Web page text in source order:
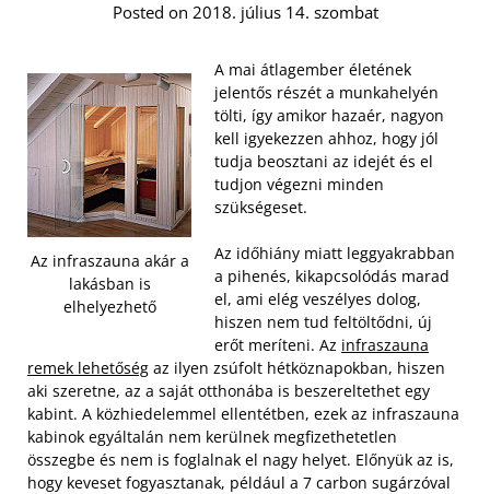
Posted on 2018. július 14. szombat
Az infraszauna akár a
lakásban is
elhelyezhető
A mai átlagember életének
jelentős részét a munkahelyén
tölti, így amikor hazaér, nagyon
kell igyekezzen ahhoz, hogy jól
tudja beosztani az idejét és el
tudjon végezni minden
szükségeset.
Az időhiány miatt leggyakrabban
a pihenés, kikapcsolódás marad
el, ami elég veszélyes dolog,
hiszen nem tud feltöltődni, új
erőt meríteni. Az infraszauna
remek lehetőség az ilyen zsúfolt hétköznapokban, hiszen
aki szeretne, az a saját otthonába is beszereltethet egy
kabint. A közhiedelemmel ellentétben, ezek az infraszauna
kabinok egyáltalán nem kerülnek megfizethetetlen
összegbe és nem is foglalnak el nagy helyet. Előnyük az is,
hogy keveset fogyasztanak, például a 7 carbon sugárzóval